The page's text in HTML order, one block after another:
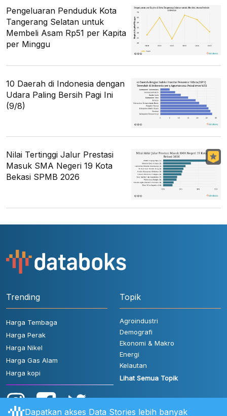
Pengeluaran Penduduk Kota
Tangerang Selatan untuk
Membeli Asam Rp51 per Kapita
per Minggu
10 Daerah di Indonesia dengan
Udara Paling Bersih Pagi Ini
(9/8)
Nilai Tertinggi Jalur Prestasi
Masuk SMA Negeri 19 Kota
Bekasi SPMB 2026
Trending
Harga Tembaga
Harga Perak
Harga Nikel
Harga Gas Alam
Harga kopi
Topik
Agroindustri
Demografi
Ekonomi & Makro
Energi
Kelautan
Lihat Semua Topik
Dapatkan akses Data Stories lebih banyak